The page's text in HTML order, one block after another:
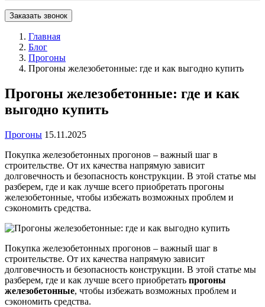
Заказать звонок
Главная
Блог
Прогоны
Прогоны железобетонные: где и как выгодно купить
Прогоны железобетонные: где и как
выгодно купить
Прогоны 15.11.2025
Покупка железобетонных прогонов – важный шаг в
строительстве. От их качества напрямую зависит
долговечность и безопасность конструкции. В этой статье мы
разберем, где и как лучше всего приобретать прогоны
железобетонные, чтобы избежать возможных проблем и
сэкономить средства.
Покупка железобетонных прогонов – важный шаг в
строительстве. От их качества напрямую зависит
долговечность и безопасность конструкции. В этой статье мы
разберем, где и как лучше всего приобретать прогоны
железобетонные, чтобы избежать возможных проблем и
сэкономить средства.